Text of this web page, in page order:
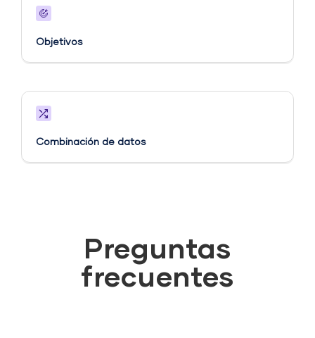
Objetivos​
Combinación de datos
Preguntas
frecuentes